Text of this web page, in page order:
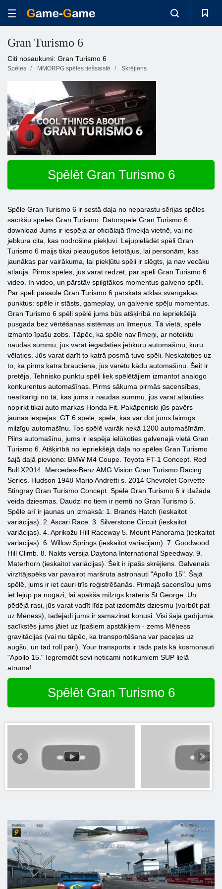
Gran Turismo 6
Citi nosaukumi: Gran Turismo 6
Spēles MMORPG spēles tiešsaistē Skrējiens
Spēlēt Gran Turismo 6
Spēle Gran Turismo 6 ir sestā daļa no neparastu sērijas spēles
sacīkšu spēles Gran Turismo. Datorspēle Gran Turismo 6
download Jums ir iespēja ar oficiālajā tīmekļa vietnē, vai no
jebkura cita, kas nodrošina piekļuvi. Lejupielādēt spēli Gran
Turismo 6 maijs tikai pieaugušos lietotājus, lai personām, kas
jaunākas par vairākuma, lai piekļūtu spēli ir slēgts, ja nav vecāku
atļauja. Pirms spēles, jūs varat redzēt, par spēli Gran Turismo 6
video. In video, un pārstāv spilgtākos momentus galveno spēli.
Par spēli pasaulē Gran Turismo 6 pārskats atklās svarīgākās
punktus: spēle ir stāsts, gameplay, un galvenie spēļu momentus.
Gran Turismo 6 spēli spēlē jums būs atšķirībā no iepriekšējā
pusgada bez vērtēšanas sistēmas un līmeņus. Tā vietā, spēle
izmanto īpašu zobs. Tāpēc, ka spēle nav līmeņi, ar noteiktu
naudas summu, jūs varat iegādāties jebkuru automašīnu, kuru
vēlaties. Jūs varat darīt to katrā posmā tuvo spēli. Neskatoties uz
to, ka pirms katra brauciena, jūs varētu kādu automašīnu. Šeit ir
pretēja. Tehnisko punktu spēli liek spēlētājiem izmantot analogo
konkurentus automašīnas. Pirms sākuma pirmās sacensības,
neatkarīgi no tā, kas jums ir naudas summu, jūs varat atļauties
nopirkt tikai auto markas Honda Fit. Pakāpeniski jūs pavērs
jaunas iespējas. GT 6 spēle, spēle, kas var dot jums laimīgs
milzīgu automašīnu. Tos spēlē vairāk nekā 1200 automašīnām.
Pilns automašīnu, jums ir iespēja ielūkoties galvenajā vietā Gran
Turismo 6. Atšķirībā no iepriekšējā daļa no spēles Gran Turismo
šajā daļā pievieno: BMW M4 Coupe. Toyota FT-1 Concept. Red
Bull X2014. Mercedes-Benz AMG Vision Gran Turismo Racing
Series. Hudson 1948 Mario Andretti s. 2014 Chevrolet Corvette
Stingray Gran Turismo Concept. Spēlē Gran Turismo 6 ir dažāda
veida dziesmas. Daudzi no tiem ir ņemti no Gran Turismo 5.
Spēle arī ir jaunas un izmaksā: 1. Brands Hatch (ieskaitot
variācijas). 2. Ascari Race. 3. Silverstone Circuit (ieskaitot
variācijas). 4. Aprikožu Hill Raceway 5. Mount Panorama (ieskaitot
variācijas). 6. Willow Springs (ieskaitot variācijām). 7. Goodwood
Hill Climb. 8. Nakts versija Daytona International Speedway. 9.
Materhorn (ieskaitot variācijas). Šeit ir īpašs skrējiens. Galvenais
virzītājspēks var pavairot maršruta astronauti "Apollo 15". Šajā
spēlē, jums ir iet cauri trīs reģistrēšanās. Pirmajā sacensību jums
iet lejup pa nogāzi, lai apakšā milzīgs krāteris St George. Un
pēdējā rasi, jūs varat vadīt līdz pat izdomāts dziesmu (varbūt pat
uz Mēness), tādējādi jums ir samazināt konusi. Visi šajā gadījumā
sacīkstēs jums jāiet uz īpašiem apstākļiem - zems Mēness
gravitācijas (vai nu tāpēc, ka transportēšana var paceļas uz
augšu, un tad roll pāri). Your transports ir tāds pats kā kosmonauti
"Apollo 15." Iegremdēt sevi neticami notikumiem SUP lielā
ātrumā!
Spēlēt Gran Turismo 6